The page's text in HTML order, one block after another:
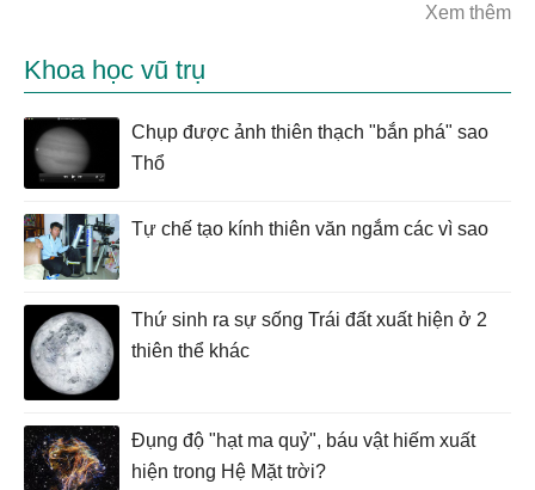
Xem thêm
Khoa học vũ trụ
Chụp được ảnh thiên thạch "bắn phá" sao
Thổ
Tự chế tạo kính thiên văn ngắm các vì sao
Thứ sinh ra sự sống Trái đất xuất hiện ở 2
thiên thể khác
Đụng độ "hạt ma quỷ", báu vật hiếm xuất
hiện trong Hệ Mặt trời?